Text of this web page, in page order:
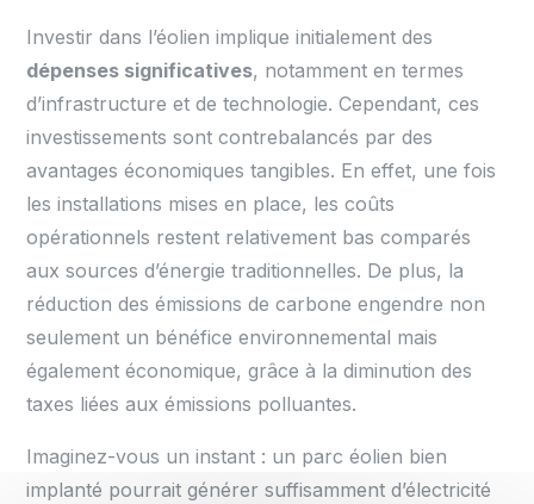
Investir dans l’éolien implique initialement des
dépenses significatives, notamment en termes
d’infrastructure et de technologie. Cependant, ces
investissements sont contrebalancés par des
avantages économiques tangibles. En effet, une fois
les installations mises en place, les coûts
opérationnels restent relativement bas comparés
aux sources d’énergie traditionnelles. De plus, la
réduction des émissions de carbone engendre non
seulement un bénéfice environnemental mais
également économique, grâce à la diminution des
taxes liées aux émissions polluantes.
Imaginez-vous un instant : un parc éolien bien
implanté pourrait générer suffisamment d’électricité